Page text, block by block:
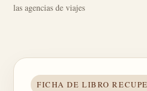
las agencias de viajes
FICHA DE LIBRO